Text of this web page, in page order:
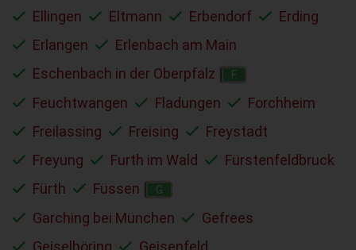
Ellingen
Eltmann Erbendorf
Erding
Erlangen
Erlenbach am Main
Eschenbach in der Oberpfalz
F
Feuchtwangen Fladungen
Forchheim
Freilassing
Freising
Freystadt
Freyung
Furth im Wald
Fürstenfeldbruck
Fürth
Füssen G
Garching bei München
Gefrees
Geiselhöring
Geisenfeld